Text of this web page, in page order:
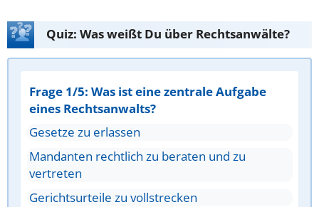
Quiz: Was weißt Du über Rechtsanwälte?
Frage 1/5: Was ist eine zentrale Aufgabe
eines Rechtsanwalts?
Gesetze zu erlassen
Mandanten rechtlich zu beraten und zu
vertreten
Gerichtsurteile zu vollstrecken